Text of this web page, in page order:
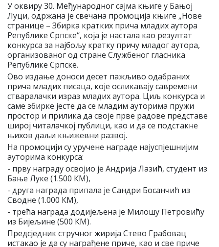
У оквиру 30. Међународног сајма књиге у Бањој
Луци, одржана je свечана промоција књиге „Нове
странице – Збирка кратких прича младих аутора
Републике Српске“, која је настала као резултат
конкурса за најбољу кратку причу младог аутора,
организованог од стране Службеног гласника
Републике Српске.
Ово издање доноси десет пажљиво одабраних
прича младих писаца, које осликавају савремени
стваралачки израз младих аутора. Циљ конкурса и
саме збирке јесте да се младим ауторима пружи
простор и прилика да своје прве радове представе
широј читалачкој публици, као и да се подстакне
њихов даљи књижевни развој.
На промоцији су уручене награде најуспјешнијим
ауторима конкурса:
- прву награду освојио је Андрија Лазић, студент из
Бање Луке (1.500 КМ),
- друга награда припала је Сандри Босанчић из
Сводне (1.000 КМ),
- трећа награда додијељена је Милошу Петровићу
из Бијељине (500 КМ).
Предсједник стручног жирија Стево Грабовац
истакао је да су награђене приче, као и све приче